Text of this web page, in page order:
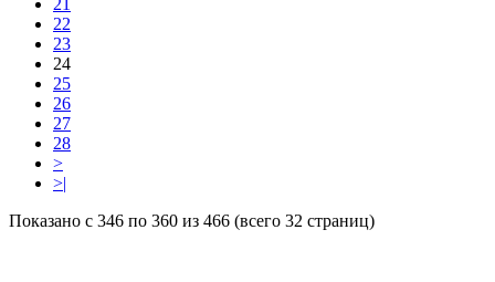
22
23
24
25
26
27
28
>
>|
Показано с 346 по 360 из 466 (всего 32 страниц)